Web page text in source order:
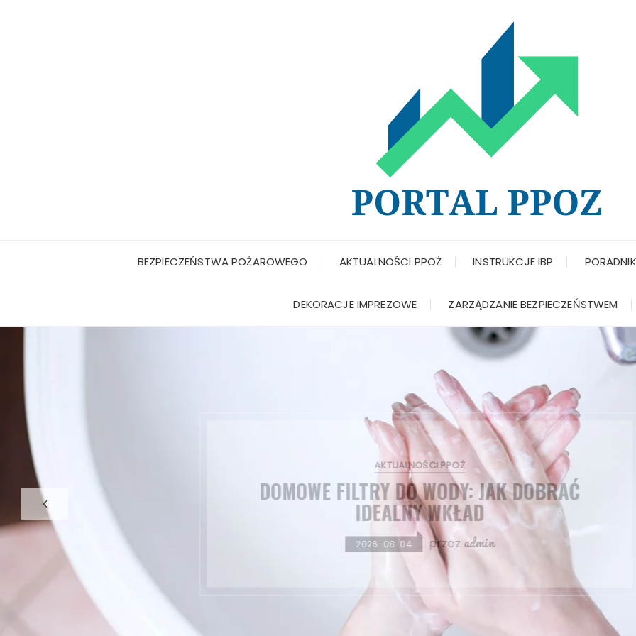
BEZPIECZEŃSTWA POŻAROWEGO AKTUALNOŚCI PPOŻ INSTRUKCJE IBP
DEKORACJE IMPREZOWE ZARZĄDZANIE BEZPIECZEŃSTWEM
AKTUALNOŚCI PPOŻ
SPRAWDŹ WODĘ W KIELCACH:
RZETELNE BADANIA
2026-07-16 admin